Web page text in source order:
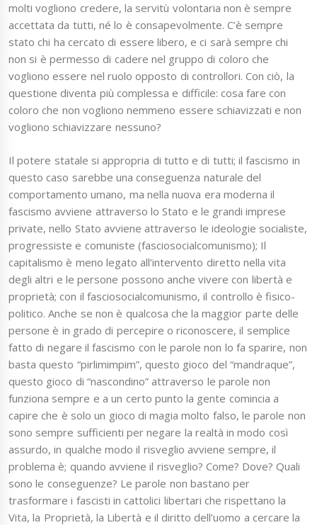
molti vogliono credere, la servitù volontaria non è sempre
accettata da tutti, né lo è consapevolmente. C’è sempre
stato chi ha cercato di essere libero, e ci sarà sempre chi
non si è permesso di cadere nel gruppo di coloro che
vogliono essere nel ruolo opposto di controllori. Con ciò, la
questione diventa più complessa e difficile: cosa fare con
coloro che non vogliono nemmeno essere schiavizzati e non
vogliono schiavizzare nessuno?
Il potere statale si appropria di tutto e di tutti; il fascismo in
questo caso sarebbe una conseguenza naturale del
comportamento umano, ma nella nuova era moderna il
fascismo avviene attraverso lo Stato e le grandi imprese
private, nello Stato avviene attraverso le ideologie socialiste,
progressiste e comuniste (fasciosocialcomunismo); Il
capitalismo è meno legato all’intervento diretto nella vita
degli altri e le persone possono anche vivere con libertà e
proprietà; con il fasciosocialcomunismo, il controllo è fisico-
politico. Anche se non è qualcosa che la maggior parte delle
persone è in grado di percepire o riconoscere, il semplice
fatto di negare il fascismo con le parole non lo fa sparire, non
basta questo “pirlimimpim”, questo gioco del “mandraque”,
questo gioco di “nascondino” attraverso le parole non
funziona sempre e a un certo punto la gente comincia a
capire che è solo un gioco di magia molto falso, le parole non
sono sempre sufficienti per negare la realtà in modo così
assurdo, in qualche modo il risveglio avviene sempre, il
problema è; quando avviene il risveglio? Come? Dove? Quali
sono le conseguenze? Le parole non bastano per
trasformare i fascisti in cattolici libertari che rispettano la
Vita, la Proprietà, la Libertà e il diritto dell’uomo a cercare la